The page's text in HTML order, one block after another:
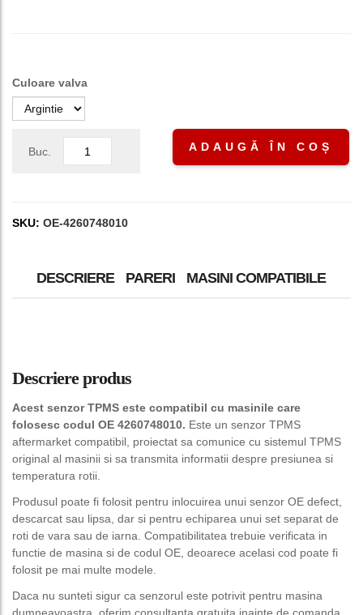
Culoare valva
Buc. ADAUGĂ ÎN COȘ
SKU: OE-4260748010
DESCRIERE PARERI MASINI COMPATIBILE
Descriere produs
Acest senzor TPMS este compatibil cu masinile care
folosesc codul OE 4260748010. Este un senzor TPMS
aftermarket compatibil, proiectat sa comunice cu sistemul TPMS
original al masinii si sa transmita informatii despre presiunea si
temperatura rotii.
Produsul poate fi folosit pentru inlocuirea unui senzor OE defect,
descarcat sau lipsa, dar si pentru echiparea unui set separat de
roti de vara sau de iarna. Compatibilitatea trebuie verificata in
functie de masina si de codul OE, deoarece acelasi cod poate fi
folosit pe mai multe modele.
Daca nu sunteti sigur ca senzorul este potrivit pentru masina